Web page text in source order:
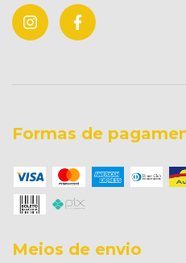
Formas de
Meios de envio